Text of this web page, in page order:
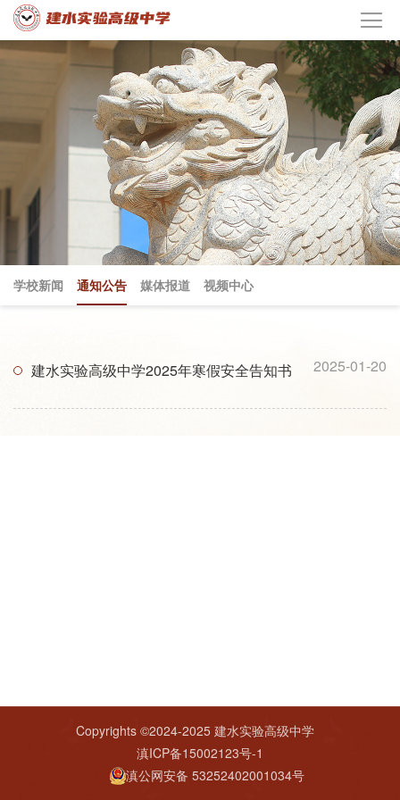
学校新闻 通知公告 媒体报道 视频中心
建水实验高级中学2025年寒假安全告知书 2025-01-20
Copyrights ©2024-2025 建水实验高级中学
滇ICP备15002123号-1
滇公网安备 53252402001034号